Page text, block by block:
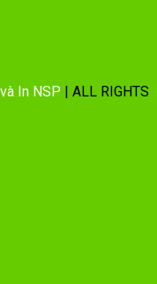
In NSP | ALL RIGHTS